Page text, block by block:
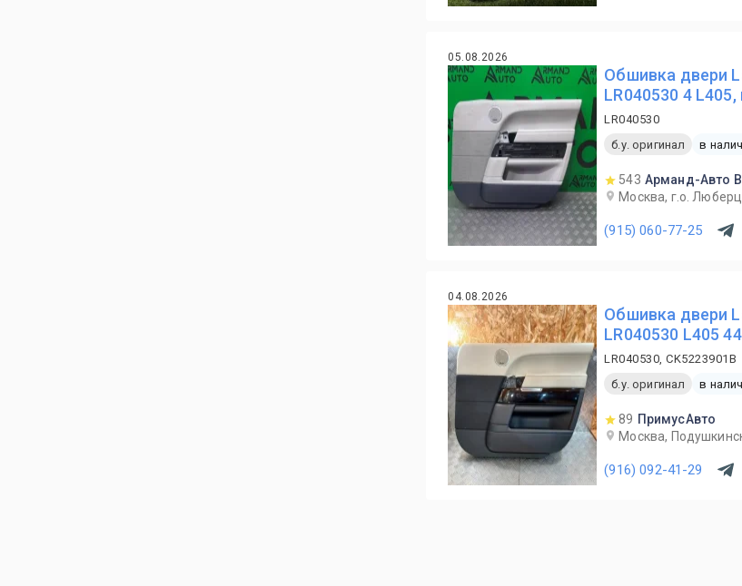
05.08.2026
Обшивка двери
LR040530 4
LR040530
б.у. оригинал
в
543 Арманд-Авто
Москва, г.о.
(915) 060-77-25
04.08.2026
Обшивка двери
LR040530 L405
LR040530, CK5223901B
б.у. оригинал
в
89 ПримусАвто
Москва,
(916) 092-41-29